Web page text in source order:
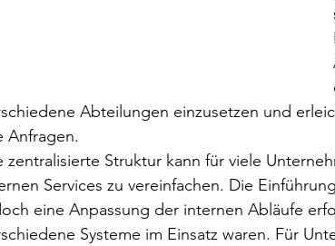
Abteilungen einzusetzen und
Anfragen.
zentralisierte Struktur kann für viele
Services zu vereinfachen. Die
eine Anpassung der internen Abläufe
Systeme im Einsatz waren. Für